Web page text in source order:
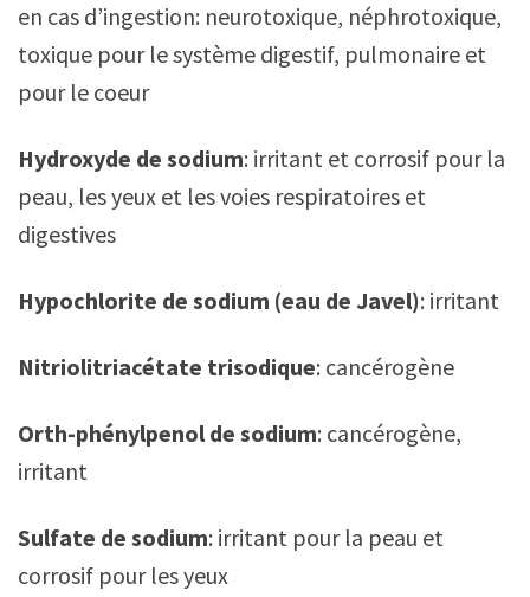
en cas d’ingestion: neurotoxique, néphrotoxique,
toxique pour le système digestif, pulmonaire et
pour le coeur
Hydroxyde de sodium: irritant et corrosif pour la
peau, les yeux et les voies respiratoires et
digestives
Hypochlorite de sodium (eau de Javel): irritant
Nitriolitriacétate trisodique: cancérogène
Orth-phénylpenol de sodium: cancérogène,
irritant
Sulfate de sodium: irritant pour la peau et
corrosif pour les yeux